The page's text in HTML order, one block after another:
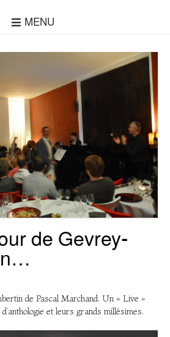
MENU
de Gevrey-
de Pascal Marchand. Un « Live »
et leurs grands millésimes.